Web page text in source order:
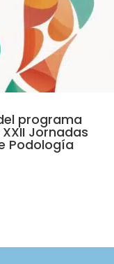
programa
Jornadas
Podología